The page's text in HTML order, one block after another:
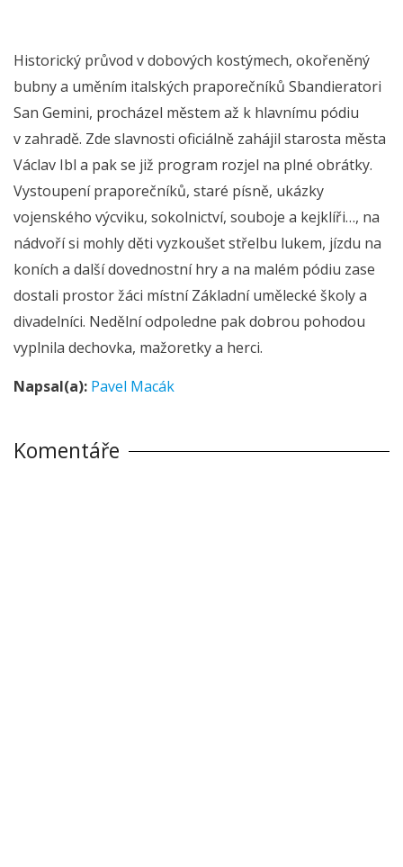
Historický průvod v dobových kostýmech, okořeněný
bubny a uměním italských praporečníků Sbandieratori
San Gemini, procházel městem až k hlavnímu pódiu
v zahradě. Zde slavnosti oficiálně zahájil starosta města
Václav Ibl a pak se již program rozjel na plné obrátky.
Vystoupení praporečníků, staré písně, ukázky
vojenského výcviku, sokolnictví, souboje a kejklíři…, na
nádvoří si mohly děti vyzkoušet střelbu lukem, jízdu na
koních a další dovednostní hry a na malém pódiu zase
dostali prostor žáci místní Základní umělecké školy a
divadelníci. Nedělní odpoledne pak dobrou pohodou
vyplnila dechovka, mažoretky a herci.
Napsal(a): Pavel Macák
Komentáře